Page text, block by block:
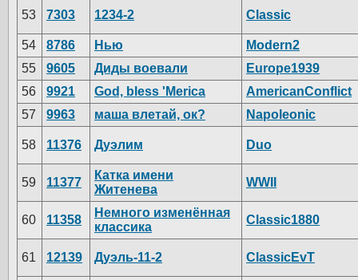
53 7303 1234-2 Classic
54 8786 Нью
Modern2
55
9605 Диды воевали
Europe1939
56
9921 God, bless 'Merica
AmericanConflict
57
9963 маша влетай, ок? Napoleonic
58 11376 Дуэлим Duo
59 11377
Катка имени
Житенева
WWII
60 11358
Немного изменённая
классика
Classic1880
61 12139 Дуэль-11-2 ClassicEvT